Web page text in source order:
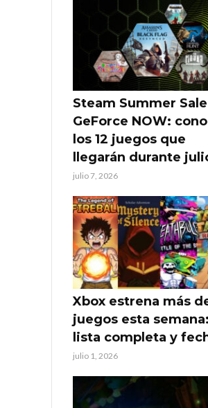
Steam Summer
GeForce NOW:
los 12 juegos que
llegarán durante
julio 7, 2026
Xbox estrena más
juegos esta semana:
lista completa y
julio 1, 2026